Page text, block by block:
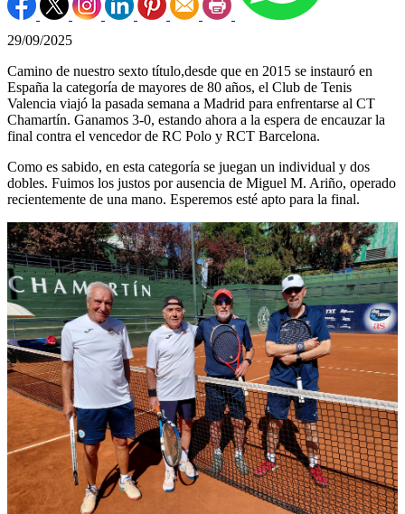
29/09/2025
Camino de nuestro sexto título,desde que en 2015 se instauró en
España la categoría de mayores de 80 años, el Club de Tenis
Valencia viajó la pasada semana a Madrid para enfrentarse al CT
Chamartín. Ganamos 3-0, estando ahora a la espera de encauzar la
final contra el vencedor de RC Polo y RCT Barcelona.
Como es sabido, en esta categoría se juegan un individual y dos
dobles. Fuimos los justos por ausencia de Miguel M. Ariño, operado
recientemente de una mano. Esperemos esté apto para la final.